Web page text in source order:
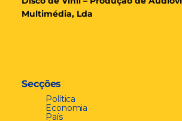
Multimédia, Lda
Secções
Política
Economia
País